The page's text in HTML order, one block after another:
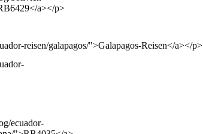
a></p>
reisen/galapagos/">Galapagos-Reisen</a></p>
ecuador-